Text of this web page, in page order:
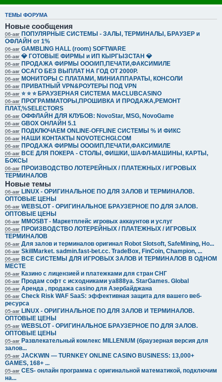
ТЕМЫ ФОРУМА
Новые сообщения
06-авг ПОПУЛЯРНЫЕ СИСТЕМЫ - ЗАЛЫ, ТЕРМИНАЛЫ, БРАУЗЕР и
ОФЛАЙН от 1%
06-авг GAMBLING HALL (room) SOFTWARE
06-авг 💎 ГОТОВЫЕ ФИРМЫ и ИП КЫРГЫЗСТАН 💎
06-авг ПРОДАЖА ФИРМЫ ООО/ИП,ПЕЧАТИ,ФАКСИМИЛЕ
06-авг ОСАГО БЕЗ ВЫПЛАТ НА ГОД ОТ 2000Р.
06-авг МОНИТОРЫ С ПЛАТАМИ, МИНИАППАРАТЫ, КОНСОЛИ
06-авг ПРИВАТНЫЙ VPN&РОУТЕРЫ ПОД VPN
06-авг ⭐️ ⭐️ ⭐️ БРАУЗЕРНАЯ СИСТЕМА MACLUBCASINO
06-авг ПРОГРАММАТОРЫ,ПРОШИВКА И ПРОДАЖА,РЕМОНТ
ПЛАТ,%SELECTORS
06-авг ОФФЛАЙН ДЛЯ КЛУБОВ: NovoStar, MSG, NovoGame
06-авг GBOX ОНЛАЙН 5.1
06-авг ПОДКЛЮЧАЕМ ONLINE-OFFLINE СИСТЕМЫ % И ФИКС
06-авг НАШИ КОНТАКТЫ NOVOTECHGI.COM
06-авг ПРОДАЖА ФИРМЫ ООО/ИП,ПЕЧАТИ,ФАКСИМИЛЕ
06-авг ВСЕ ДЛЯ ПОКЕРА - СТОЛЫ, ФИШКИ, ШАФЛ-МАШИНЫ, КАРТЫ,
БОКСЫ
06-авг ПРОИЗВОДСТВО ЛОТЕРЕЙНЫХ / ПЛАТЕЖНЫХ / ИГРОВЫХ
ТЕРМИНАЛОВ
Новые темы
06-авг LINUX - ОРИГИНАЛЬНОЕ ПО ДЛЯ ЗАЛОВ И ТЕРМИНАЛОВ.
ОПТОВЫЕ ЦЕНЫ
06-авг WEBSLOT - ОРИГИНАЛЬНОЕ БРАУЗЕРНОЕ ПО ДЛЯ ЗАЛОВ.
ОПТОВЫЕ ЦЕНЫ
06-авг MMOSBT - Маркетплейс игровых аккаунтов и услуг
06-авг ПРОИЗВОДСТВО ЛОТЕРЕЙНЫХ / ПЛАТЕЖНЫХ / ИГРОВЫХ
ТЕРМИНАЛОВ
06-авг Для залов и терминалов оригинал Robot Slotsoft, SafeMining, Ho...
06-авг SkillMarket. sadmin.fast-bet.cc. TradeBox, FinCoin, Champion, ...
06-авг ВСЕ СИСТЕМЫ ДЛЯ ИГРОВЫХ ЗАЛОВ И ТЕРМИНАЛОВ В ОДНОМ
МЕСТЕ
06-авг Казино с лицензией и платежками для стран СНГ
06-авг Продам софт с исходниками ya888ya. StarGames. Global
06-авг Аренда , продажа casino для Азербайджана
06-авг Check Risk WAF SaaS: эффективная защита для вашего веб-
ресурса
05-авг LINUX - ОРИГИНАЛЬНОЕ ПО ДЛЯ ЗАЛОВ И ТЕРМИНАЛОВ.
ОПТОВЫЕ ЦЕНЫ
05-авг WEBSLOT - ОРИГИНАЛЬНОЕ БРАУЗЕРНОЕ ПО ДЛЯ ЗАЛОВ.
ОПТОВЫЕ ЦЕНЫ
05-авг Развлекательный комлекс MILLENIUM (браузерная версия для
залов...
05-авг JACKWIN — TURNKEY ONLINE CASINO BUSINESS: 13,000+
GAMES, 168+ ...
05-авг CES- онлайн программа с оригинальной математикой, подключим
на...